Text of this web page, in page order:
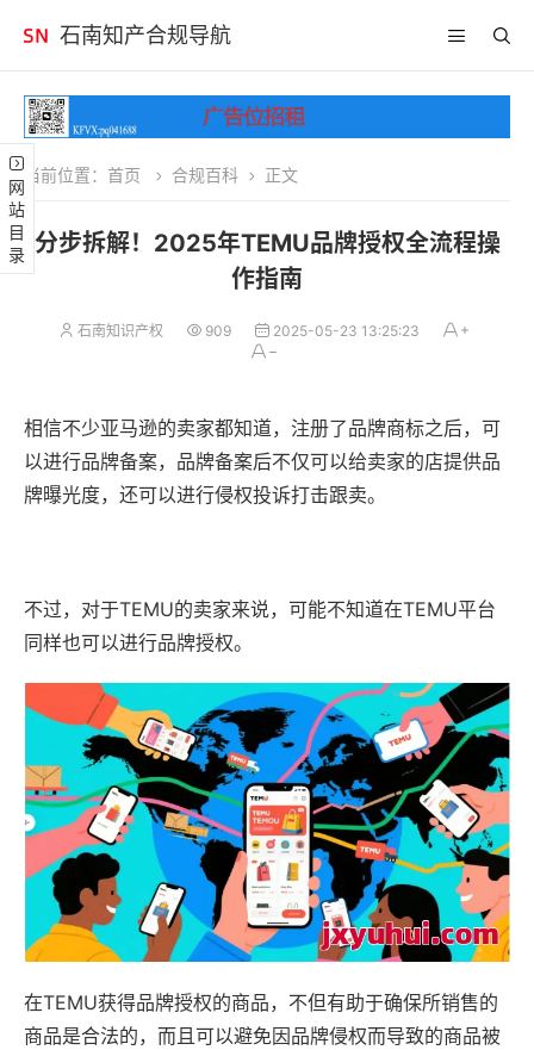
石南知产合规导航
网站目录
当前位置： 首页 合规百科 正文
分步拆解！2025年TEMU品牌授权全流程操
作指南
石南知识产权 909 2025-05-23 13:25:23
相信不少亚马逊的卖家都知道，注册了品牌商标之后，可
以进行品牌备案，品牌备案后不仅可以给卖家的店提供品
牌曝光度，还可以进行侵权投诉打击跟卖。
不过，对于TEMU的卖家来说，可能不知道在TEMU平台
同样也可以进行品牌授权。
在TEMU获得品牌授权的商品，不但有助于确保所销售的
商品是合法的，而且可以避免因品牌侵权而导致的商品被